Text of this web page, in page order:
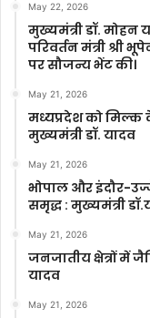
May 22, 2026
मुख्यमंत्री डॉ. मोहन
परिवर्तन मंत्री श्री
पर सौजन्य भेंट की।
May 21, 2026
मध्यप्रदेश को मिल्क
मुख्यमंत्री डॉ. यादव
May 21, 2026
भोपाल और इंदौर-
समृद्ध : मुख्यमंत्री
May 21, 2026
जनजातीय क्षेत्रों में
यादव
May 21, 2026